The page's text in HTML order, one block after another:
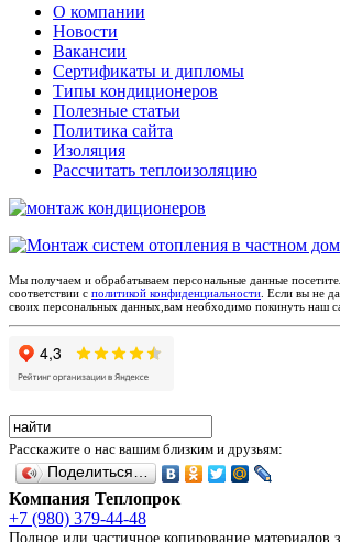
О компании
Новости
Вакансии
Сертификаты и дипломы
Типы кондиционеров
Полезные статьи
Политика сайта
Изоляция
Рассчитать теплоизоляцию
Мы получаем и обрабатываем персональные данные
соответствии с политикой конфиденциальности . Если вы не
своих персональных данных,вам необходимо покинуть наш
Расскажите о нас вашим близким и друзьям:
Поделиться…
Компания Теплопрок
+7 (980) 379-44-48
Полное или частичное копирование материалов